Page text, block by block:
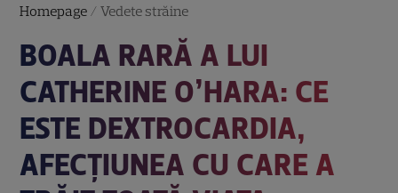
Homepage /Vedete străine
BOALA RARĂ A LUI
CATHERINE O’HARA: CE
ESTE DEXTROCARDIA,
AFECȚIUNEA CU CARE A